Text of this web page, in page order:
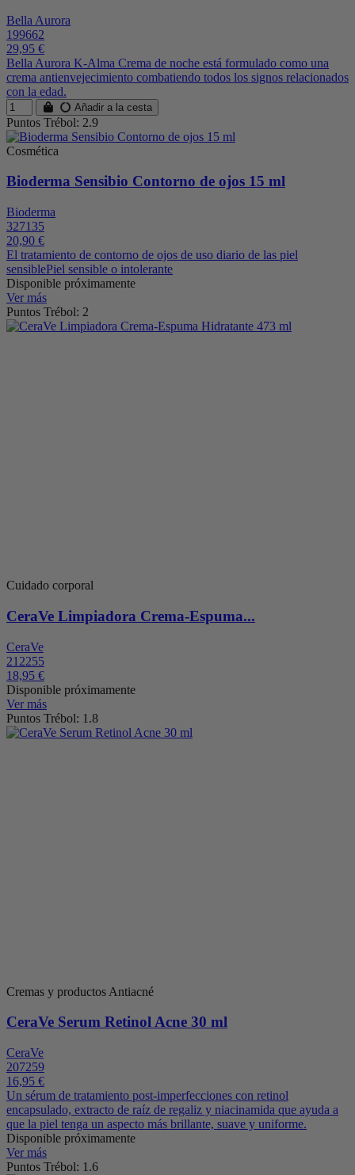
Bella Aurora
199662
29,95 €
Bella Aurora K-Alma Crema de noche está formulado como una
crema antienvejecimiento combatiendo todos los signos relacionados
con la edad.
Añadir a la cesta
Puntos Trébol: 2.9
Cosmética
Bioderma Sensibio Contorno de ojos 15 ml
Bioderma
327135
20,90 €
El tratamiento de contorno de ojos de uso diario de las piel
sensiblePiel sensible o intolerante
Disponible próximamente
Ver más
Puntos Trébol: 2
Cuidado corporal
CeraVe Limpiadora Crema-Espuma...
CeraVe
212255
18,95 €
Disponible próximamente
Ver más
Puntos Trébol: 1.8
Cremas y productos Antiacné
CeraVe Serum Retinol Acne 30 ml
CeraVe
207259
16,95 €
Un sérum de tratamiento post-imperfecciones con retinol
encapsulado, extracto de raíz de regaliz y niacinamida que ayuda a
que la piel tenga un aspecto más brillante, suave y uniforme.
Disponible próximamente
Ver más
Puntos Trébol: 1.6